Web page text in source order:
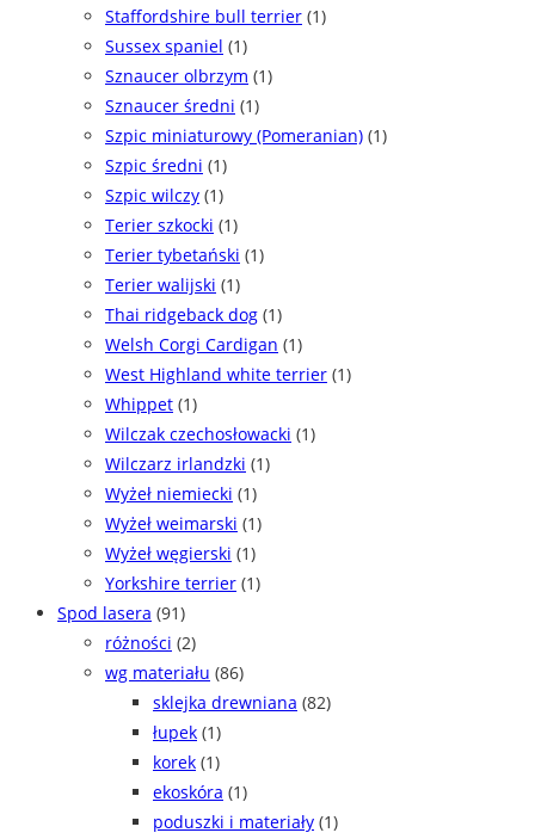
Staffordshire bull terrier (1)
Sussex spaniel (1)
Sznaucer olbrzym (1)
Sznaucer średni (1)
Szpic miniaturowy (Pomeranian) (1)
Szpic średni (1)
Szpic wilczy (1)
Terier szkocki (1)
Terier tybetański (1)
Terier walijski (1)
Thai ridgeback dog (1)
Welsh Corgi Cardigan (1)
West Highland white terrier (1)
Whippet (1)
Wilczak czechosłowacki (1)
Wilczarz irlandzki (1)
Wyżeł niemiecki (1)
Wyżeł weimarski (1)
Wyżeł węgierski (1)
Yorkshire terrier (1)
Spod lasera (91)
różności (2)
wg materiału (86)
sklejka drewniana (82)
łupek (1)
korek (1)
ekoskóra (1)
poduszki i materiały (1)